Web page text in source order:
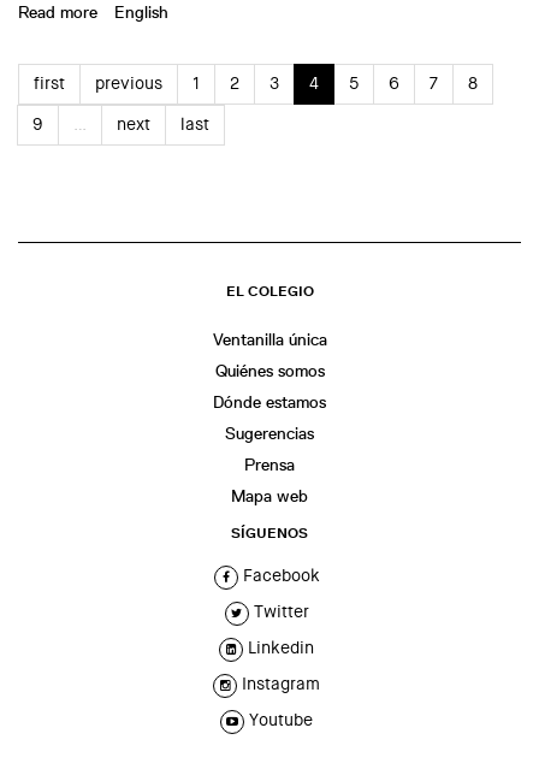
Read more about Sèrie de xerrades (Entorn a) Gaudí
English
first previous 1 2 3 4 5 6 7
8
9
… next last
EL COLEGIO
Ventanilla única
Quiénes somos
Dónde estamos
Sugerencias
Prensa
Mapa web
SÍGUENOS
Facebook
Twitter
Linkedin
Instagram
Youtube